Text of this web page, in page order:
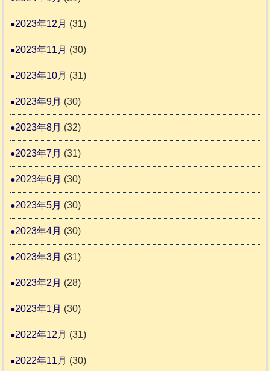
2023年12月 (31)
2023年11月 (30)
2023年10月 (31)
2023年9月 (30)
2023年8月 (32)
2023年7月 (31)
2023年6月 (30)
2023年5月 (30)
2023年4月 (30)
2023年3月 (31)
2023年2月 (28)
2023年1月 (30)
2022年12月 (31)
2022年11月 (30)